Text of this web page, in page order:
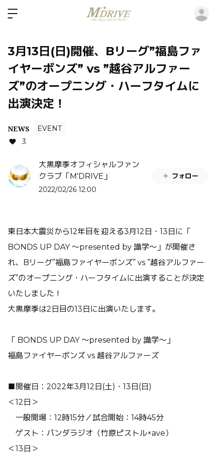
3月13日(日)開催、Bリーグ”福島ファ
イヤーボンズ” vs ”越谷アルファー
ズ”のオープニング・ハーフタイムに
出演決定！
NEWS
EVENT
3
大黒摩季オフィシャルファン
クラブ「M'DRIVE」
2022/02/26 12:00
フォロー
東日本大震災から12年目を迎える3月12日・13日に「
BONDS UP DAY ～presented by 識学～」が開催さ
れ、Bリーグ”福島ファイヤーボンズ” vs ”越谷アルファー
ズ”のオープニング・ハーフタイムに出演することが決定
いたしました！
大黒摩季は2日目の13日に出演いたします。
「 BONDS UP DAY ～presented by 識学～」
福島ファイヤーボンズ vs 越谷アルファーズ
■開催日：2022年3月12日(土)・13日(日)
＜12日＞
一般開場：12時15分／試合開始：14時45分
ゲスト：パンダラジオ（竹原ピストル×ave）
＜13日＞